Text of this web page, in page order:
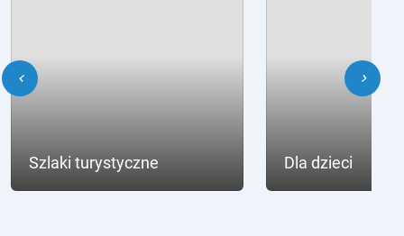
Szlaki turystyczne Dla dzieci
chevron_left chevron_right